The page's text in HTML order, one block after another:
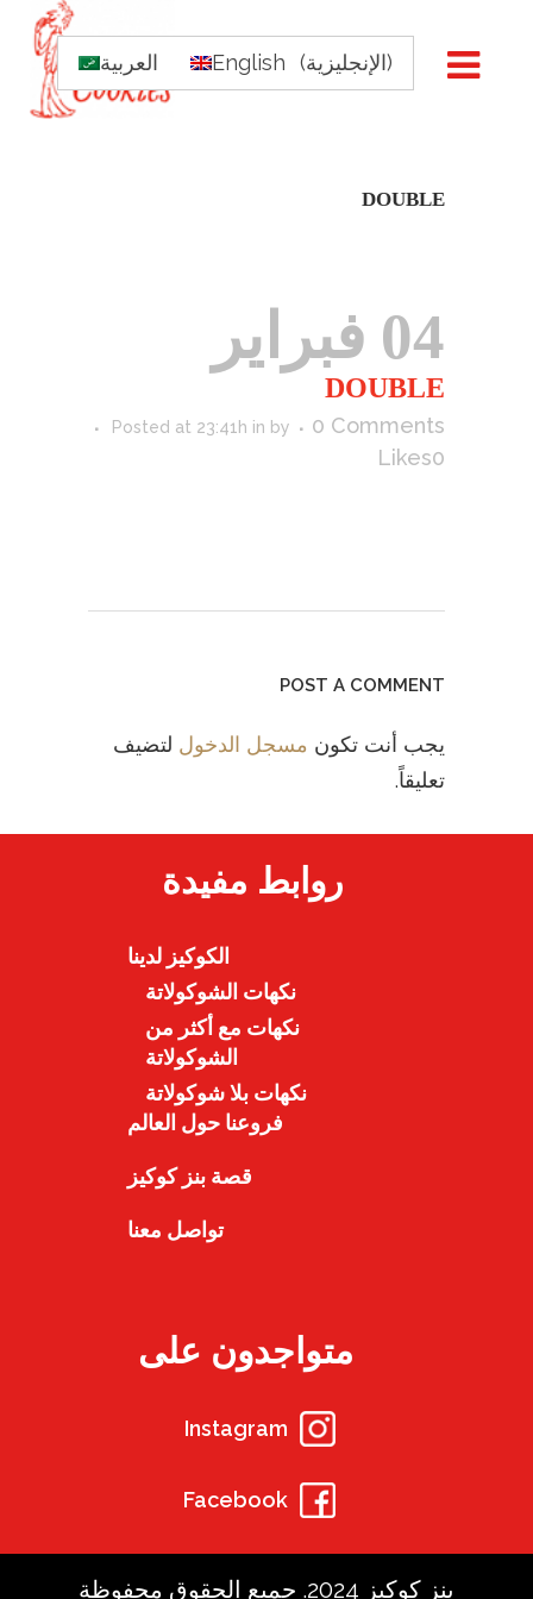
العربية English (الإنجليزية)
DOUBLE
04 فبراير
DOUBLE
Posted at 23:41h in by
0 Comments
0
Likes
POST A COMMENT
يجب أنت تكون مسجل الدخول لتضيف
تعليقاً.
روابط مفيدة
الكوكيز لدينا
نكهات الشوكولاتة
نكهات مع أكثر من
الشوكولاتة
نكهات بلا شوكولاتة
فروعنا حول العالم
قصة بنز كوكيز
تواصل معنا
متواجدون على
Instagram
Facebook
بنز كوكيز 2024. جميع الحقوق محفوظة